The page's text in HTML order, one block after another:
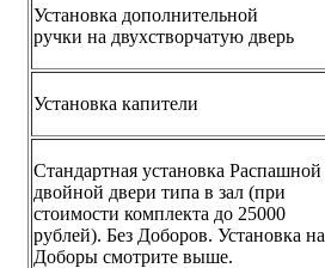
Установка дополнительной
ручки на двухстворчатую дверь
Установка капители
Стандартная установка Распашной
двойной двери типа в зал (при
стоимости комплекта до 25000
рублей). Без Доборов. Установка на
Доборы смотрите выше.